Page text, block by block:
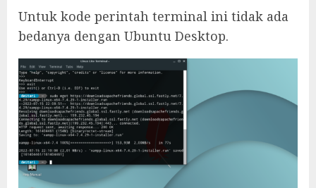
Untuk kode perintah terminal ini tidak ada
bedanya dengan Ubuntu Desktop.